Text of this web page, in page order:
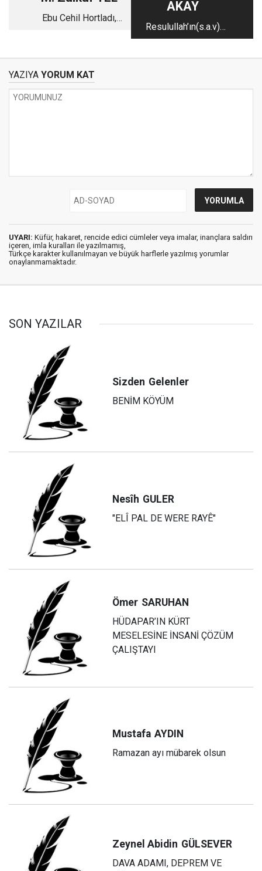
Ebu Cehil Hortladı,
AKAY
Resulullah’ın(s.a.v)
İktisadi Sünneti
YAZIYA YORUM KAT
UYARI: Küfür, hakaret, rencide edici cümleler veya imalar, inançlara saldırı
içeren, imla kuralları ile yazılmamış,
Türkçe karakter kullanılmayan ve büyük harflerle yazılmış yorumlar
onaylanmamaktadır.
SON YAZILAR
Sizden Gelenler
BENİM KÖYÜM
Nesîh GULER
"ELÎ PAL DE WERE RAYÊ"
Ömer SARUHAN
HÜDAPAR’IN KÜRT
MESELESİNE İNSANİ ÇÖZÜM
ÇALIŞTAYI
Mustafa AYDIN
Ramazan ayı mübarek olsun
Zeynel Abidin GÜLSEVER
DAVA ADAMI, DEPREM VE